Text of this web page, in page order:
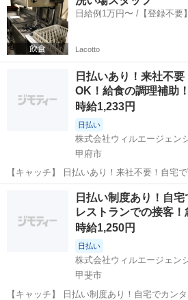
食調理者、調理補助者を急募なので、優遇させ
は体験、見学から気軽...日給例1万円〜 /【登録不要
Lacotto
日払いあり！来社不
OK！給食の調理補助
時給1,233円
日払い
株式会社ウィルエージェン
甲府市
【キャッチ】 日払いあり！来社不要！自宅
理補助！【追加募集開始！】！福祉施設の給
彡 ◇お給料は日払いで好き...
甲府市 その他
日払い制度あり！自
レストランでの接客
時給1,250円
日払い
株式会社ウィルエージェン
甲斐市
【キャッチ】 日払い制度あり！自宅でカン